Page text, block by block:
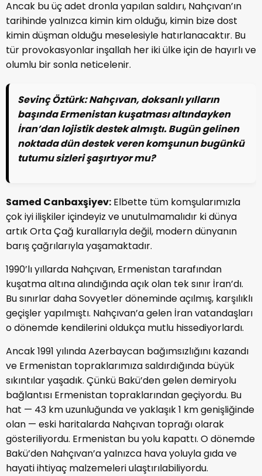
Ancak bu üç adet dronla yapılan saldırı, Nahçıvan’ın
tarihinde yalnızca kimin kim olduğu, kimin bize dost
kimin düşman olduğu meselesiyle hatırlanacaktır. Bu
tür provokasyonlar inşallah her iki ülke için de hayırlı ve
olumlu bir sonla neticelenir.
Sevinç Öztürk:Nahçıvan, doksanlı yılların
başında Ermenistan kuşatması altındayken
İran’dan lojistik destek almıştı. Bugün gelinen
noktada dün destek veren komşunun bugünkü
tutumu sizleri şaşırtıyor mu?
Samed Canbaxşiyev: Elbette tüm komşularımızla
çok iyi ilişkiler içindeyiz ve unutulmamalıdır ki dünya
artık Orta Çağ kurallarıyla değil, modern dünyanın
barış çağrılarıyla yaşamaktadır.
1990’lı yıllarda Nahçıvan, Ermenistan tarafından
kuşatma altına alındığında açık olan tek sınır İran’dı.
Bu sınırlar daha Sovyetler döneminde açılmış, karşılıklı
geçişler yapılmıştı. Nahçıvan’a gelen İran vatandaşları
o dönemde kendilerini oldukça mutlu hissediyorlardı.
Ancak 1991 yılında Azerbaycan bağımsızlığını kazandı
ve Ermenistan topraklarımıza saldırdığında büyük
sıkıntılar yaşadık. Çünkü Bakü’den gelen demiryolu
bağlantısı Ermenistan topraklarından geçiyordu. Bu
hat — 43 km uzunluğunda ve yaklaşık 1 km genişliğinde
olan — eski haritalarda Nahçıvan toprağı olarak
gösteriliyordu. Ermenistan bu yolu kapattı. O dönemde
Bakü’den Nahçıvan’a yalnızca hava yoluyla gıda ve
hayati ihtiyaç malzemeleri ulaştırılabiliyordu.